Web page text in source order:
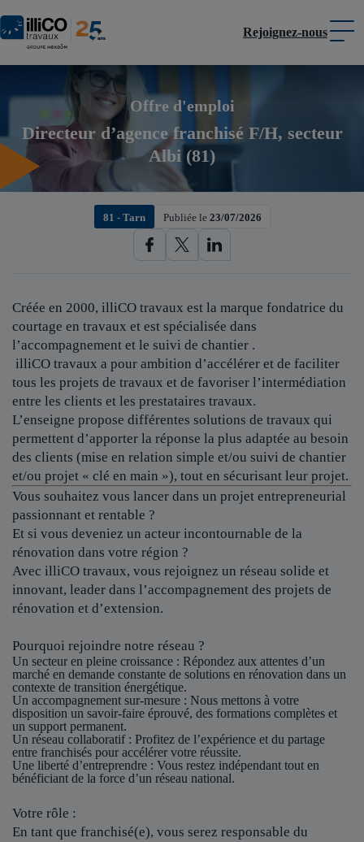
Panneau de gestion des cookies
Rejoignez-nous
Offre d'emploi
Directeur d’agence franchisé F/H, secteur
Albi (81)
81 - Tarn Publiée le 23/07/2026
Créée en 2000, illiCO travaux est la marque fondatrice du
courtage en travaux et est spécialisée dans
l’accompagnement et le suivi de chantier .
illiCO travaux a pour ambition d’accélérer et de faciliter
tous les projets de travaux et de favoriser l’intermédiation
entre les clients et les prestataires travaux.
L’enseigne propose différentes solutions de travaux qui
permettent d’apporter la réponse la plus adaptée au besoin
des clients (mise en relation simple et/ou suivi de chantier
et/ou projet « clé en main »), tout en sécurisant leur projet.
Vous souhaitez vous lancer dans un projet entrepreneurial
passionnant et rentable ?
Et si vous deveniez un acteur incontournable de la
rénovation dans votre région ?
Avec illiCO travaux, vous rejoignez un réseau solide et
innovant, leader dans l’accompagnement des projets de
rénovation et d’extension.
Pourquoi rejoindre notre réseau ?
Un secteur en pleine croissance : Répondez aux attentes d’un
marché en demande constante de solutions en rénovation dans un
contexte de transition énergétique.
Un accompagnement sur-mesure : Nous mettons à votre
disposition un savoir-faire éprouvé, des formations complètes et
un support permanent.
Un réseau collaboratif: Profitez de l’expérience et du partage
entre franchisés pour accélérer votre réussite.
Une liberté d’entreprendre : Vous restez indépendant tout en
bénéficiant de la force d’un réseau national.
Votre rôle :
En tant que franchisé(e), vous serez responsable du